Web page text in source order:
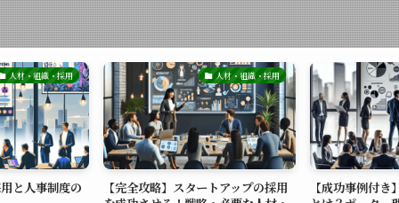
人材・組織・採用
と人事制度の
人材・組織・採用
【完全攻略】スタートアップの採用
【成功事例付